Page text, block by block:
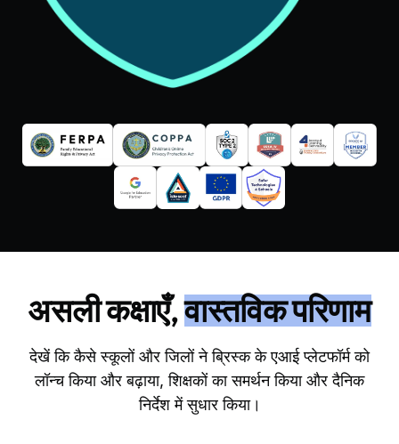
असली कक्षाएँ,वास्तविक परिणाम
देखें कि कैसे स्कूलों और जिलों ने ब्रिस्क के एआई प्लेटफॉर्म को
लॉन्च किया और बढ़ाया, शिक्षकों का समर्थन किया और दैनिक
निर्देश में सुधार किया।